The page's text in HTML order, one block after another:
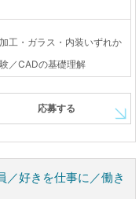
工・ガラス・内装いずれか
の基礎理解
応募する
／好きを仕事に／働き